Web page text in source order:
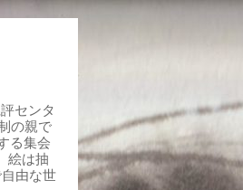
センタ
の親で
る集会
絵は抽
由な世